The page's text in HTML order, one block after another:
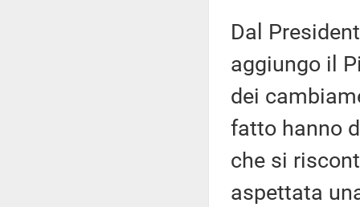
Dal
aggiungo il
dei
fatto hanno
che si
aspettata